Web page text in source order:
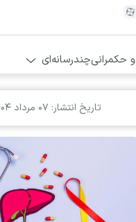
حکمرانیچندرسانه‌ای
تاریخ انتشار: ۰۷ مرداد ۱۴۰۴